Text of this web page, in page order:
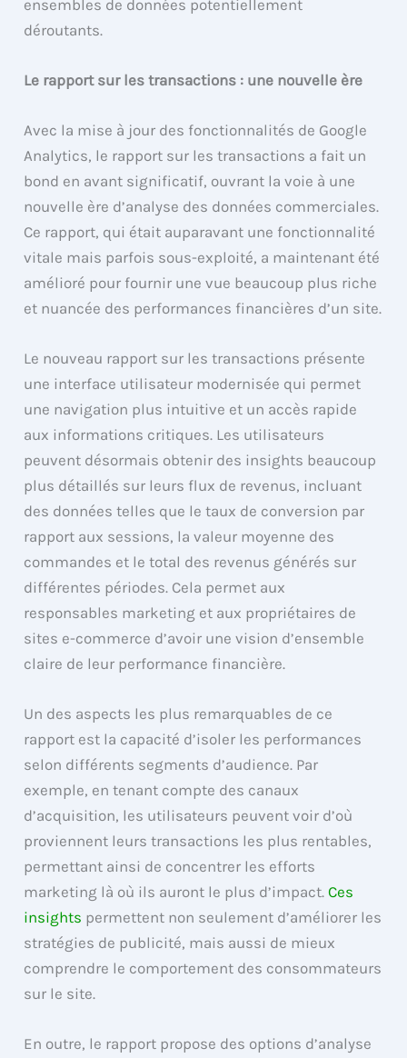
ensembles de données potentiellement
déroutants.
Le rapport sur les transactions : une nouvelle ère
Avec la mise à jour des fonctionnalités de Google
Analytics, le rapport sur les transactions a fait un
bond en avant significatif, ouvrant la voie à une
nouvelle ère d’analyse des données commerciales.
Ce rapport, qui était auparavant une fonctionnalité
vitale mais parfois sous-exploité, a maintenant été
amélioré pour fournir une vue beaucoup plus riche
et nuancée des performances financières d’un site.
Le nouveau rapport sur les transactions présente
une interface utilisateur modernisée qui permet
une navigation plus intuitive et un accès rapide
aux informations critiques. Les utilisateurs
peuvent désormais obtenir des insights beaucoup
plus détaillés sur leurs flux de revenus, incluant
des données telles que le taux de conversion par
rapport aux sessions, la valeur moyenne des
commandes et le total des revenus générés sur
différentes périodes. Cela permet aux
responsables marketing et aux propriétaires de
sites e-commerce d’avoir une vision d’ensemble
claire de leur performance financière.
Un des aspects les plus remarquables de ce
rapport est la capacité d’isoler les performances
selon différents segments d’audience. Par
exemple, en tenant compte des canaux
d’acquisition, les utilisateurs peuvent voir d’où
proviennent leurs transactions les plus rentables,
permettant ainsi de concentrer les efforts
marketing là où ils auront le plus d’impact.Ces
insights permettent non seulement d’améliorer les
stratégies de publicité, mais aussi de mieux
comprendre le comportement des consommateurs
sur le site.
En outre, le rapport propose des options d’analyse